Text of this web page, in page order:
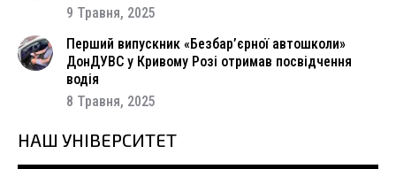
9 Травня, 2025
Перший випускник «Безбар’єрної автошколи»
ДонДУВС у Кривому Розі отримав посвідчення
водія
8 Травня, 2025
НАШ УНІВЕРСИТЕТ